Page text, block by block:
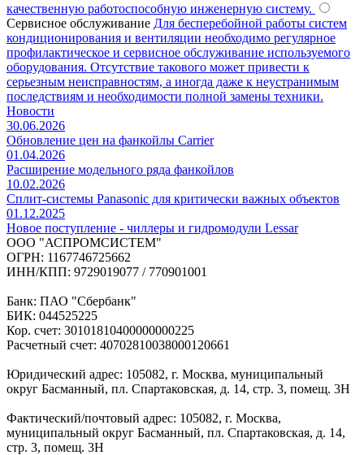
качественную работоспособную инженерную систему.
Сервисное обслуживание Для бесперебойной работы систем
кондиционирования и вентиляции необходимо регулярное
профилактическое и сервисное обслуживание используемого
оборудования. Отсутствие такового может привести к
серьезным неисправностям, а иногда даже к неустранимым
последствиям и необходимости полной замены техники.
Новости
30.06.2026
Обновление цен на фанкойлы Carrier
01.04.2026
Расширение модельного ряда фанкойлов
10.02.2026
Сплит-системы Panasonic для критически важных объектов
01.12.2025
Новое поступление - чиллеры и гидромодули Lessar
ООО "АСПРОМСИСТЕМ"
ОГРН: 1167746725662
ИНН/КПП: 9729019077 / 770901001
Банк: ПАО "Сбербанк"
БИК: 044525225
Кор. счет: 30101810400000000225
Расчетный счет: 40702810038000120661
Юридический адрес: 105082, г. Москва, муниципальный
округ Басманный, пл. Спартаковская, д. 14, стр. 3, помещ. 3Н
Фактический/почтовый адрес: 105082, г. Москва,
муниципальный округ Басманный, пл. Спартаковская, д. 14,
стр. 3, помещ. 3Н